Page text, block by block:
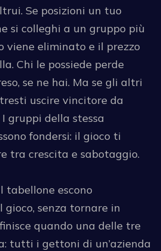
Se posizioni un tuo
si colleghi a un gruppo più
viene eliminato e il prezzo
Chi le possiede perde
se ne hai. Ma se gli altri
uscire vincitore da
gruppi della stessa
fondersi: il gioco ti
tra crescita e sabotaggio.
tabellone escono
senza tornare in
quando una delle tre
tutti i gettoni di un’azienda